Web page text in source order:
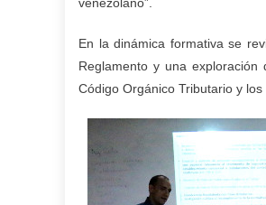
En la dinámica formativa se
Reglamento y una
Código Orgánico Tributario y